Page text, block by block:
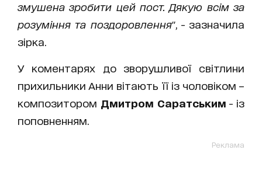
змушена зробити цей пост. Дякую всім за
розуміння та поздоровлення", - зазначила
зірка.
У коментарях до зворушливої світлини
прихильники Анни вітають її із чоловіком –
композитором Дмитром Саратським - із
поповненням.
Реклама